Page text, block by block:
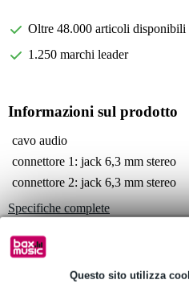
Questo sito utilizza
Oltre 48.000 articoli disponibili
1.250 marchi leader
Informazioni sul prodotto
cavo audio
connettore 1: jack 6,3 mm stereo
connettore 2: jack 6,3 mm stereo
Specifiche complete
Vedi anche (4)